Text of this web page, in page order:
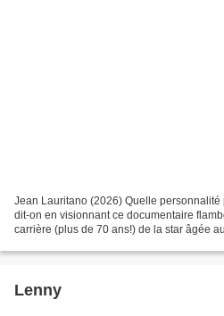
Jean Lauritano (2026) Quelle
dit-on en visionnant ce documentaire
carrière (plus de 70 ans!) de la star âgée
Lenny